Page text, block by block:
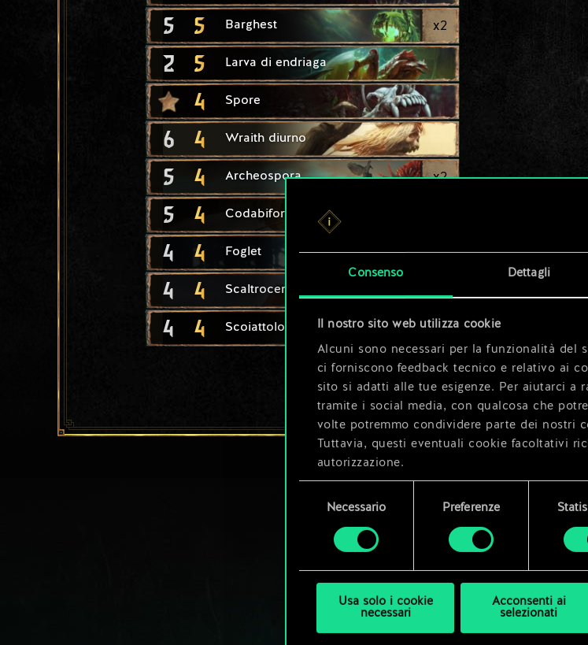
Consenso Dettagli
Il nostro sito web utilizza cookie
Alcuni sono necessari per la funzionalità del
ci forniscono feedback tecnico e relativo ai
sito si adatti alle tue esigenze. Per aiutarci a
tramite i social media, con qualcosa che
volte potremmo condividere parte dei nostri
Tuttavia, questi eventuali cookie facoltativi
autorizzazione.
Tutti i dettagli su come utilizziamo i cookie e
consenso
Necessario Preferenze
Usa solo i cookie
necessari
Acconsenti ai
selezionati
5 5 Barghest x2
2 5 Larva di endriaga
4 Spore
6 4 Wraith diurno
5 4 Archeospora x2
5 4 Codabiforca
4 4 Foglet x2
4 4 Scaltrocertola
4 4 Scoiattolo